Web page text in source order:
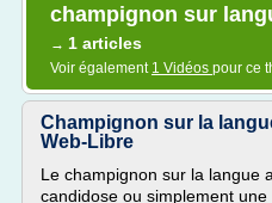
champignon sur
→ 1 articles
Voir également 1 Vidéos pour ce
Champignon sur la
Web-Libre
Le champignon sur la langue
candidose ou simplement